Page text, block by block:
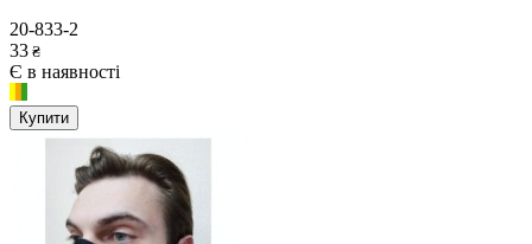
20-833-2
33 ₴
Є в наявності
Купити